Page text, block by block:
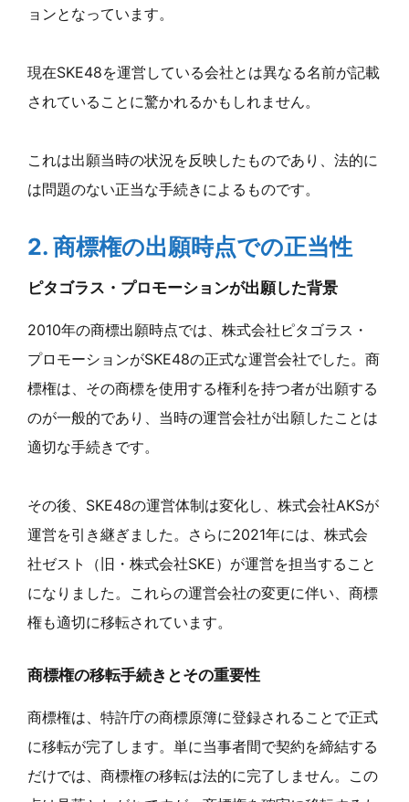
ョンとなっています。
現在SKE48を運営している会社とは異なる名前が記載
されていることに驚かれるかもしれません。
これは出願当時の状況を反映したものであり、法的に
は問題のない正当な手続きによるものです。
2. 商標権の出願時点での正当性
ピタゴラス・プロモーションが出願した背景
2010年の商標出願時点では、株式会社ピタゴラス・
プロモーションがSKE48の正式な運営会社でした。商
標権は、その商標を使用する権利を持つ者が出願する
のが一般的であり、当時の運営会社が出願したことは
適切な手続きです。
その後、SKE48の運営体制は変化し、株式会社AKSが
運営を引き継ぎました。さらに2021年には、株式会
社ゼスト（旧・株式会社SKE）が運営を担当すること
になりました。これらの運営会社の変更に伴い、商標
権も適切に移転されています。
商標権の移転手続きとその重要性
商標権は、特許庁の商標原簿に登録されることで正式
に移転が完了します。単に当事者間で契約を締結する
だけでは、商標権の移転は法的に完了しません。この